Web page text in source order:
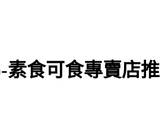
素食可食專賣店推